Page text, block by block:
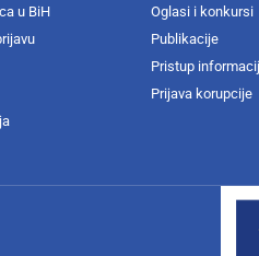
u BiH
Oglasi i konkursi
Publikacije
Pristup
Prijava korupcije